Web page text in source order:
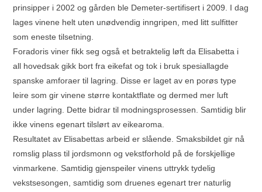
prinsipper i 2002 og gården ble Demeter-sertifisert i 2009. I dag
lages vinene helt uten unødvendig inngripen, med litt sulfitter
som eneste tilsetning.
Foradoris viner fikk seg også et betraktelig løft da Elisabetta i
all hovedsak gikk bort fra eikefat og tok i bruk spesiallagde
spanske amforaer til lagring. Disse er laget av en porøs type
leire som gir vinene større kontaktflate og dermed mer luft
under lagring. Dette bidrar til modningsprosessen. Samtidig blir
ikke vinens egenart tilslørt av eikearoma.
Resultatet av Elisabettas arbeid er slående. Smaksbildet gir nå
romslig plass til jordsmonn og vekstforhold på de forskjellige
vinmarkene. Samtidig gjenspeiler vinens uttrykk tydelig
vekstsesongen, samtidig som druenes egenart trer naturlig